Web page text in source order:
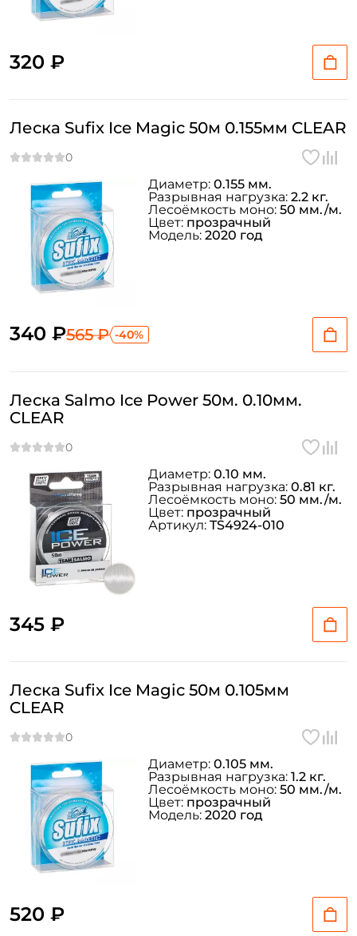
320 ₽
Леска Sufix Ice Magic 50м 0.155мм CLEAR
340 ₽565 ₽ -40%
Диаметр: 0.155 мм.
Разрывная нагрузка: 2.2 кг.
Лесоёмкость моно: 50 мм./м.
Цвет: прозрачный
Модель: 2020 год
Леска Salmo Ice Power 50м. 0.10мм.
CLEAR
345 ₽
Диаметр: 0.10 мм.
Разрывная нагрузка: 0.81 кг.
Лесоёмкость моно: 50 мм./м.
Цвет: прозрачный
Артикул: TS4924-010
Леска Sufix Ice Magic 50м 0.105мм
CLEAR
520 ₽
Диаметр: 0.105 мм.
Разрывная нагрузка: 1.2 кг.
Лесоёмкость моно: 50 мм./м.
Цвет: прозрачный
Модель: 2020 год
Придумайте пароль: *
Повторите пароль: *
персональных данных
У меня уже есть аккаунт